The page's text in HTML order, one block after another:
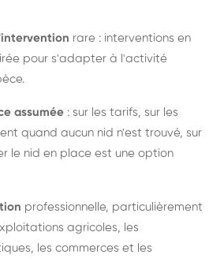
rare : interventions en
pour s'adapter à l'activité
assumée : sur les tarifs, sur les
quand aucun nid n'est trouvé, sur
le nid en place est une option
professionnelle, particulièrement
agricoles, les
les commerces et les